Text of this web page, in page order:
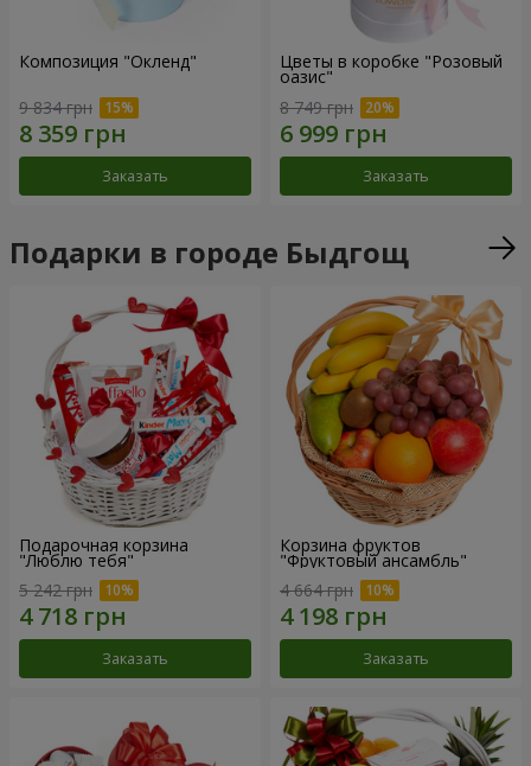
Композиция "Окленд"
9 834 грн
Заказать
Цветы в коробке "Розовый
оазис"
8 749 грн
Заказать
Подарки в городе Быдгощ
Подарочная корзина
"Люблю тебя"
5 242 грн
Заказать
Корзина фруктов
"Фруктовый ансамбль"
4 664 грн
Заказать